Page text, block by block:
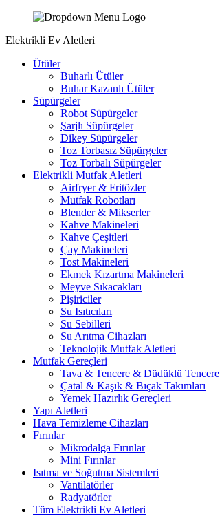
Elektrikli Ev Aletleri
Ütüler
Buharlı Ütüler
Buhar Kazanlı Ütüler
Süpürgeler
Robot Süpürgeler
Şarjlı Süpürgeler
Dikey Süpürgeler
Toz Torbasız Süpürgeler
Toz Torbalı Süpürgeler
Elektrikli Mutfak Aletleri
Airfryer & Fritözler
Mutfak Robotları
Blender & Mikserler
Kahve Makineleri
Kahve Çeşitleri
Çay Makineleri
Tost Makineleri
Ekmek Kızartma Makineleri
Meyve Sıkacakları
Pişiriciler
Su Isıtıcıları
Su Sebilleri
Su Arıtma Cihazları
Teknolojik Mutfak Aletleri
Mutfak Gereçleri
Tava & Tencere & Düdüklü Tencere
Çatal & Kaşık & Bıçak Takımları
Yemek Hazırlık Gereçleri
Yapı Aletleri
Hava Temizleme Cihazları
Fırınlar
Mikrodalga Fırınlar
Mini Fırınlar
Isıtma ve Soğutma Sistemleri
Vantilatörler
Radyatörler
Tüm Elektrikli Ev Aletleri